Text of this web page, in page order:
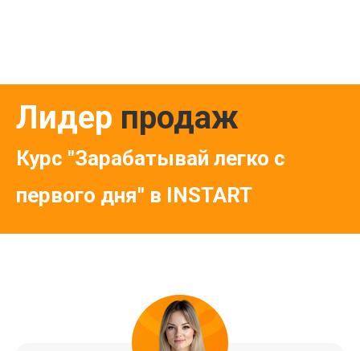
Лидер продаж
Курс "Зарабатывай легко с
первого дня" в INSTART